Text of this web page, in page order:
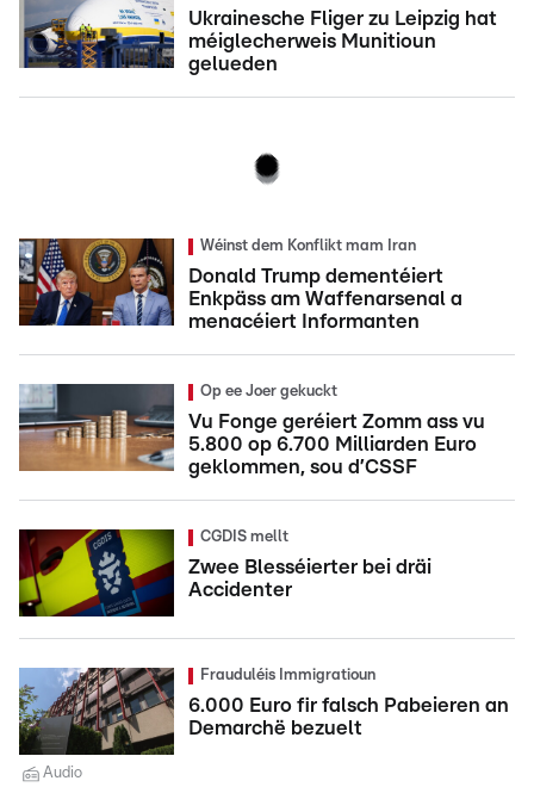
Ukrainesche Fliger zu Leipzig hat
méiglecherweis Munitioun
gelueden
Wéinst dem Konflikt mam Iran
Donald Trump dementéiert
Enkpäss am Waffenarsenal a
menacéiert Informanten
Op ee Joer gekuckt
Vu Fonge geréiert Zomm ass vu
5.800 op 6.700 Milliarden Euro
geklommen, sou d’CSSF
CGDIS mellt
Zwee Blesséierter bei dräi
Accidenter
Frauduléis Immigratioun
6.000 Euro fir falsch Pabeieren an
Demarchë bezuelt
Audio